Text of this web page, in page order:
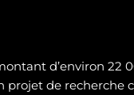
d’environ 22
projet de recherche